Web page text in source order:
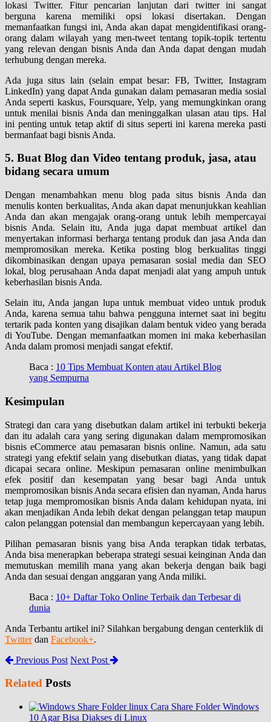
lokasi Twitter. Fitur pencarian lanjutan dari twitter ini sangat
berguna karena memiliki opsi lokasi disertakan. Dengan
memanfaatkan fungsi ini, Anda akan dapat mengidentifikasi orang-
orang dalam wilayah yang men-tweet tentang topik-topik tertentu
yang relevan dengan bisnis Anda dan Anda dapat dengan mudah
terhubung dengan mereka.
Ada juga situs lain (selain empat besar: FB, Twitter, Instagram
LinkedIn) yang dapat Anda gunakan dalam pemasaran media sosial
Anda seperti kaskus, Foursquare, Yelp, yang memungkinkan orang
untuk menilai bisnis Anda dan meninggalkan ulasan atau tips. Hal
ini penting untuk tetap aktif di situs seperti ini karena mereka pasti
bermanfaat bagi bisnis Anda.
5. Buat Blog dan Video tentang produk, jasa, atau
bidang secara umum
Dengan menambahkan menu blog pada situs bisnis Anda dan
menulis konten berkualitas, Anda akan dapat menunjukkan keahlian
Anda dan akan mengajak orang-orang untuk lebih mempercayai
bisnis Anda. Selain itu, Anda juga dapat membuat artikel dan
menyertakan informasi berharga tentang produk dan jasa Anda dan
mempromosikan mereka. Ketika posting blog berkualitas tinggi
dikombinasikan dengan upaya pemasaran sosial media dan SEO
lokal, blog perusahaan Anda dapat menjadi alat yang ampuh untuk
keberhasilan bisnis Anda.
Selain itu, Anda jangan lupa untuk membuat video untuk produk
Anda, karena semua tahu bahwa pengguna internet saat ini begitu
tertarik pada konten yang disajikan dalam bentuk video yang berada
di YouTube. Dengan memanfaatkan momen ini maka keberhasilan
Anda dalam promosi menjadi sangat efektif.
Baca : 10 Tips Membuat Konten atau Artikel Blog
yang Sempurna
Kesimpulan
Strategi dan cara yang disebutkan dalam artikel ini terbukti bekerja
dan itu adalah cara yang sering digunakan dalam mempromosikan
bisnis eCommerce atau pemasaran bisnis online. Namun, ada satu
strategi yang efektif selain yang disebutkan diatas, yang tidak dapat
dicapai secara online. Meskipun pemasaran online menimbulkan
efek positif dan kesempatan yang besar bagi Anda untuk
mempromosikan bisnis Anda secara efisien dan nyaman, Anda harus
tetap juga mempromosikan bisnis Anda dalam kehidupan nyata, ini
akan menjadikan Anda lebih dekat dengan pelanggan tetap maupun
calon pelanggan potensial dan membangun kepercayaan yang lebih.
Pilihan pemasaran bisnis yang bisa Anda terapkan tidak terbatas,
Anda bisa menerapkan beberapa strategi sesuai keinginan Anda dan
memutuskan memilih mana yang akan bekerja dengan baik bagi
Anda dan sesuai dengan anggaran yang Anda miliki.
Baca : 10+ Daftar Toko Online Terbaik dan Terbesar di
dunia
Anda Terbantu artikel ini? Silahkan bergabung dengan centerklik di
Twitterdan Facebook+.
Previous Post Next Post
Related Posts
Cara Share Folder Windows
10 Agar Bisa Diakses di Linux